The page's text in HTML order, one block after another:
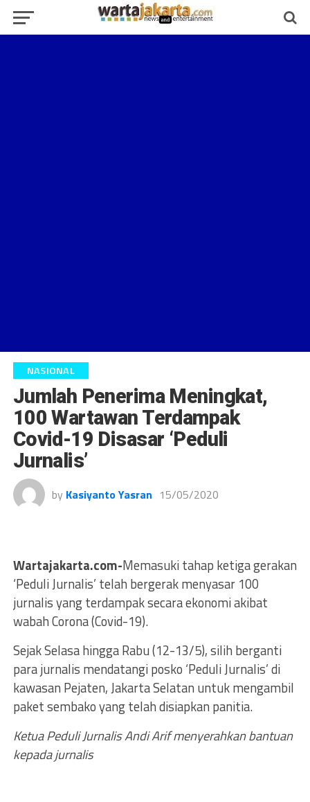
NASIONAL
Jumlah Penerima Meningkat,
100 Wartawan Terdampak
Covid-19 Disasar ‘Peduli
Jurnalis’
by Kasiyanto Yasran 15/05/2020
Wartajakarta.com-Memasuki tahap ketiga gerakan
‘Peduli Jurnalis’ telah bergerak menyasar 100
jurnalis yang terdampak secara ekonomi akibat
wabah Corona (Covid-19).
Sejak Selasa hingga Rabu (12-13/5), silih berganti
para jurnalis mendatangi posko ‘Peduli Jurnalis’ di
kawasan Pejaten, Jakarta Selatan untuk mengambil
paket sembako yang telah disiapkan panitia.
Ketua Peduli Jurnalis Andi Arif menyerahkan bantuan
kepada jurnalis